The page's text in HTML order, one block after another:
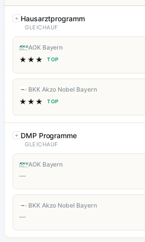
Hausarztprogramm
GLEICHAUF
AOK Bayern
★★★ TOP
BKK Akzo Nobel Bayern
★★★ TOP
DMP Programme
GLEICHAUF
AOK Bayern
—
BKK Akzo Nobel Bayern
—